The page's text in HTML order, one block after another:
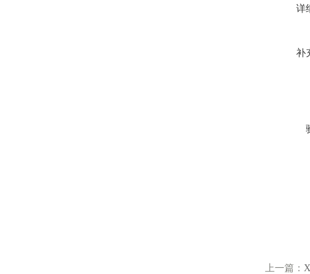
详
补
上一篇：